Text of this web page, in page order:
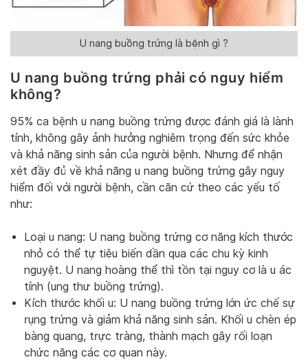
U nang buồng trứng là bệnh gì ?
U nang buồng trứng phải có nguy hiểm
không?
95% ca bệnh u nang buồng trứng được đánh giá là lành
tính, không gây ảnh hưởng nghiêm trọng đến sức khỏe
và khả năng sinh sản của người bệnh. Nhưng để nhận
xét đầy đủ về khả năng u nang buồng trứng gây nguy
hiểm đối với người bệnh, cần căn cứ theo các yếu tố
như:
Loại u nang: U nang buồng trứng cơ năng kích thước
nhỏ có thể tự tiêu biến dần qua các chu kỳ kinh
nguyệt. U nang hoàng thể thì tồn tại nguy cơ là u ác
tính (ung thư buồng trứng).
Kích thước khối u: U nang buồng trứng lớn ức chế sự
rụng trứng và giảm khả năng sinh sản. Khối u chèn ép
bàng quang, trực tràng, thành mạch gây rối loạn
chức năng các cơ quan này.